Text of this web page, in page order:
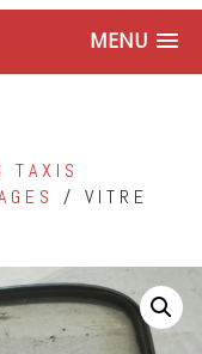
MENU
TAXIS
/ VITRE